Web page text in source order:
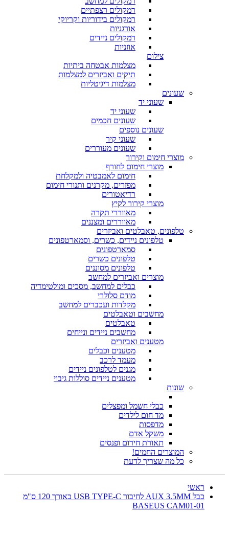
רמקולים רצפתיים
רמקולים בידוריות וקריוקי
אורגניות
רמקולים ניידים
אוזניות
צילום
מצלמות אבטחה ביתיות
תיקים ואביזרים למצלמות
מצלמות דיגיטליות
שעונים
שעוני יד
שעוני יד
שעונים חכמים
שעונים נוספים
שעוני קיר
שעונים מעוררים
מוצרי חימום וקירור
מוצרי חימום לחורף
חימום לאמבטיה ולמקלחת
מפזרים, מקרנים ותנורי חימום
רדיאטורים
מוצרי קירור לקיץ
מאווררי תקרה
מאווררים ומצננים
טלפונים, טאבלטים ואביזרים
טלפונים ניידים, כשרים, וסמארטפונים
סמארטפונים
טלפונים כשרים
טלפונים מסוננים
מוצרים ואביזרים למחשב
כבלים למחשב, מסכים ומולטימדיה
מודם סלולרי
מקלדות ועכברים למחשב
מחשבים וטאבלטים
טאבלטים
מחשבים ניידים ונייחים
מטענים ואביזרים
מטענים וכבלים
מעמד לרכב
מגנים לטלפונים ניידים
מטענים ניידים סוללות גיבוי
שונות
כבלי חשמל ומפצלים
מד חום לילדים
מדפסות
משקל אדם
תאורת חירום ופנסים
המוצרים החמים!
כל מה שצריך לדעת
ראשי
כבל AUX 3.5MM לחיבור USB TYPE-C באורך 120 ס"מ
BASEUS CAM01-01